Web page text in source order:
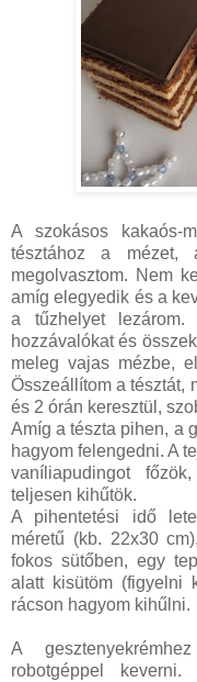
A szokásos kakaós-
tésztához a
megolvasztom. Nem
amíg elegyedik és a
a tűzhelyet
hozzávalókat és
meleg vajas mézbe,
Összeállítom a tésztát,
és 2 órán keresztül,
Amíg a tészta pihen, a
hagyom felengedni. A
vaníliapudingot
teljesen kihűtök.
A pihentetési idő
méretű (kb. 22x30
fokos sütőben, egy
alatt kisütöm (figyelni
rácson hagyom kihűlni.
A
robotgéppel